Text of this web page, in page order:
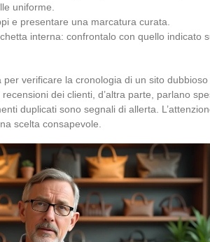
uniforme.
e presentare una marcatura curata.
interna: confrontalo con quello indicato
per verificare la cronologia di un sito
dei clienti, d’altra parte, parlano
duplicati sono segnali di allerta.
scelta consapevole.